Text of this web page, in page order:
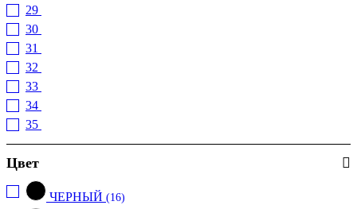
29
30
31
32
33
34
35
36(2)
38
4(1)
40(12)
Цвет
ЧЕРНЫЙ (16)